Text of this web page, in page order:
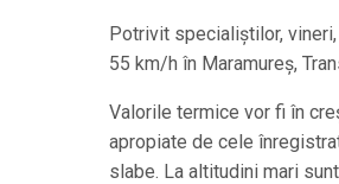
Potrivit specialiștilor,
55 km/h în Maramureș,
Valorile termice vor fi în
apropiate de cele
slabe. La altitudini mari